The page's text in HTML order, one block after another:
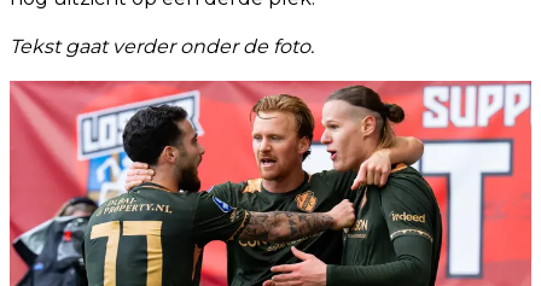
Tekst gaat verder onder de foto.